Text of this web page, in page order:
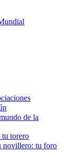
de la
torero
novillero: tu foro